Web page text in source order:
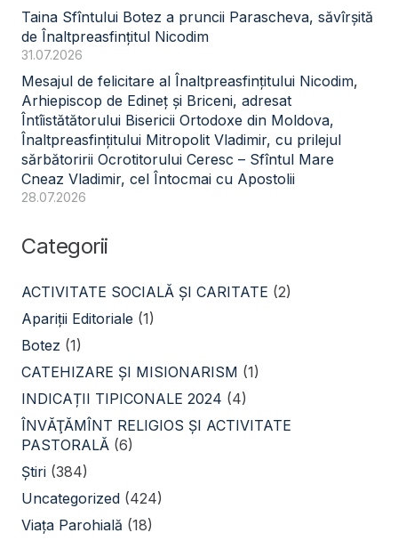
Taina Sfîntului Botez a pruncii Parascheva, săvîrșită
de Înaltpreasfințitul Nicodim
31.07.2026
Mesajul de felicitare al Înaltpreasfințitului Nicodim,
Arhiepiscop de Edineț și Briceni, adresat
Întîistătătorului Bisericii Ortodoxe din Moldova,
Înaltpreasfințitului Mitropolit Vladimir, cu prilejul
sărbătoririi Ocrotitorului Ceresc – Sfîntul Mare
Cneaz Vladimir, cel Întocmai cu Apostolii
28.07.2026
Categorii
ACTIVITATE SOCIALĂ ŞI CARITATE (2)
Apariții Editoriale (1)
Botez (1)
CATEHIZARE ŞI MISIONARISM (1)
INDICAȚII TIPICONALE 2024 (4)
ÎNVĂŢĂMÎNT RELIGIOS ŞI ACTIVITATE
PASTORALĂ (6)
Știri (384)
Uncategorized (424)
Viața Parohială (18)